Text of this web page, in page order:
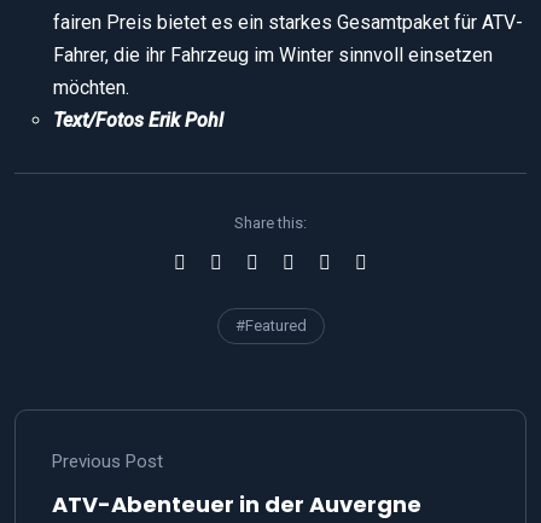
fairen Preis bietet es ein starkes Gesamtpaket für ATV-
Fahrer, die ihr Fahrzeug im Winter sinnvoll einsetzen
möchten.
Text/Fotos Erik Pohl
Share this:
#Featured
Previous Post
ATV-Abenteuer in der Auvergne